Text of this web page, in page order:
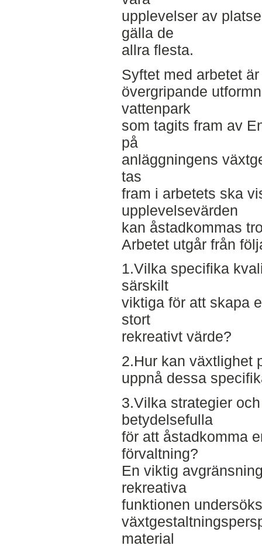
upplevelser av
gälla de
allra flesta.
Syftet med arbetet
övergripande
vattenpark
som tagits fram av
på
anläggningens
tas
fram i arbetets ska
upplevelsevärden
kan åstadkommas
Arbetet utgår från
1.Vilka specifika
särskilt
viktiga för att skapa
stort
rekreativt värde?
2.Hur kan växtlighet
uppnå dessa
3.Vilka strategier
betydelsefulla
för att åstadkomma
förvaltning?
En viktig
rekreativa
funktionen
material